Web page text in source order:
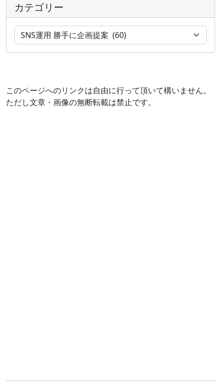
カテゴリー
このページへのリンクは自由に行って頂いて構いません。
ただし文章・画像の無断転載は禁止です。